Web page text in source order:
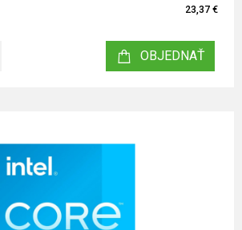
23,37 €
OBJEDNAŤ